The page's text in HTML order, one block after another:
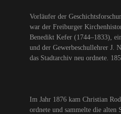
Vorläufer der
war der Freiburger
Benedikt Kefer (1744–1833),
und der Gewerbeschullehrer J.
das Stadtarchiv neu ordnete.
Im Jahr 1876 kam Christian
ordnete und sammelte die alten